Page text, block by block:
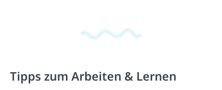
Tipps zum Arbeiten & Lernen